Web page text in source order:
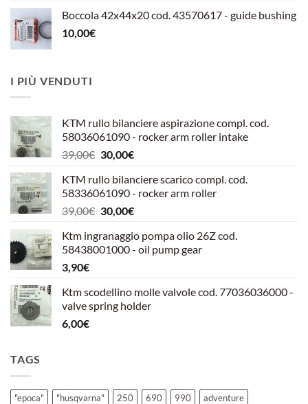
Boccola 42x44x20 cod. 43570617 - guide bushing
10,00€
I PIÙ VENDUTI
KTM rullo bilanciere aspirazione compl. cod.
58036061090 - rocker arm roller intake
39,00€ Il
originale
era:
39,00€.
30,00€Il
attuale
è:
30,00€.
KTM rullo bilanciere scarico compl. cod.
58336061090 - rocker arm roller
39,00€ Il
originale
era:
30,00€Il
attuale
è:
Ktm ingranaggio pompa olio 26Z cod.
58438001000 - oil pump gear
3,90€
Ktm scodellino molle valvole cod. 77036036000 -
valve spring holder
6,00€
TAGS
"epoca" "husqvarna" 250 690 990
adventure